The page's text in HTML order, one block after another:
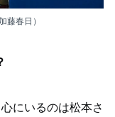
藤春日）
にいるのは松本さ